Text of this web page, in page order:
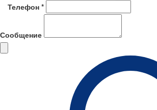
Телефон *
Сообщение